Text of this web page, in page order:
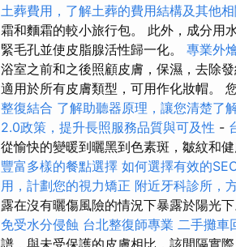
土葬費用，了解土葬的費用結構及其他
霜和麵霜的較小旅行包。 此外，成分用
緊毛孔並使皮脂腺活性歸一化。 專業外
浴室之前和之後照顧皮膚，保濕，去除
適用於所有皮膚類型，可用作化妝帽。
整復結合 了解助聽器原理，讓您清楚了
2.0政策，提升長照服務品質與可及性 -
從愉快的變暖到曬黑到色素斑，皺紋和
豐富多樣的餐點選擇 如何選擇有效的
用，計劃您的視力矯正 附近牙科診所，
露在沒有曬傷風險的情況下暴露於陽光下
免受水分侵蝕 台北整復師專業 二手攤車
譜，與未受保護的皮膚相比，該間隔實